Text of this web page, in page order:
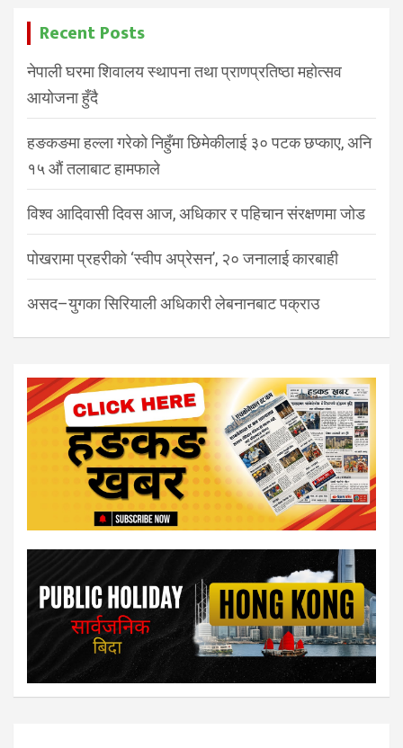
Recent Posts
नेपाली घरमा शिवालय स्थापना तथा प्राणप्रतिष्ठा महोत्सव
आयोजना हुँदै
हङकङमा हल्ला गरेको निहुँमा छिमेकीलाई ३० पटक छप्काए, अनि
१५ औं तलाबाट हामफाले
विश्व आदिवासी दिवस आज, अधिकार र पहिचान संरक्षणमा जोड
पोखरामा प्रहरीको ‘स्वीप अप्रेसन’, २० जनालाई कारबाही
असद–युगका सिरियाली अधिकारी लेबनानबाट पक्राउ